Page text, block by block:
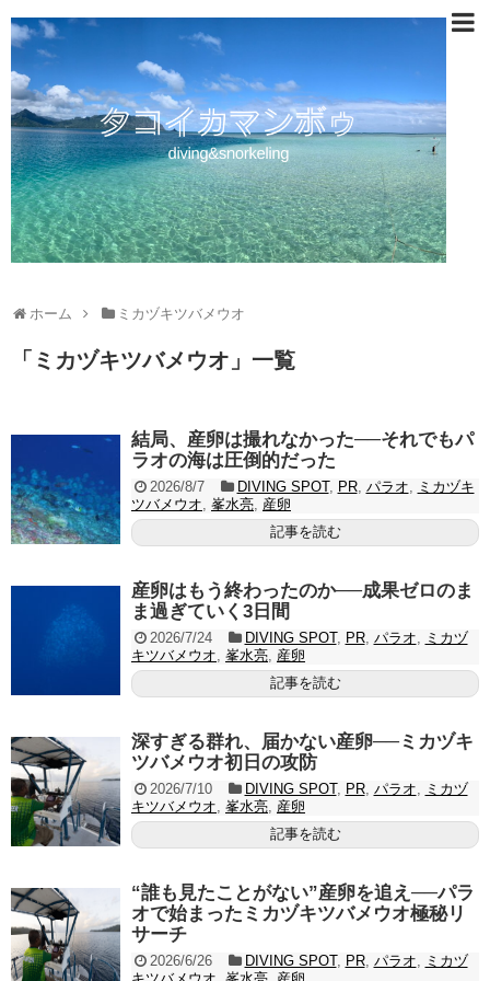
ホーム ミカヅキツバメウオ
「 ミカヅキツバメウオ 」 一覧
結局、産卵は撮れなかった──それでもパ
ラオの海は圧倒的だった
2026/8/7 DIVING SPOT, PR, パラオ
ミカヅキ
ツバメウオ 峯水亮 産卵
記事を読む
産卵はもう終わったのか──成果ゼロのま
ま過ぎていく3日間
2026/7/24 DIVING SPOT, PR, パラオ
ミカヅ
キツバメウオ 峯水亮 産卵
記事を読む
深すぎる群れ、届かない産卵──ミカヅキ
ツバメウオ初日の攻防
2026/7/10 DIVING SPOT, PR, パラオ
ミカヅ
キツバメウオ 峯水亮 産卵
記事を読む
“誰も見たことがない”産卵を追え──パラ
オで始まったミカヅキツバメウオ極秘リ
サーチ
2026/6/26 DIVING SPOT, PR, パラオ
ミカヅ